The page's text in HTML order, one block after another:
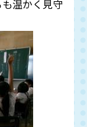
温かく見守